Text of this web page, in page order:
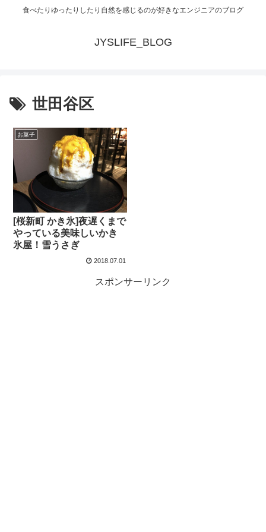
食べたりゆったりしたり自然を感じるのが好きなエンジニアのブログ
JYSLIFE_BLOG
世田谷区
お菓子
[桜新町 かき氷]夜遅くまで
やっている美味しいかき
氷屋！雪うさぎ
2018.07.01
スポンサーリンク